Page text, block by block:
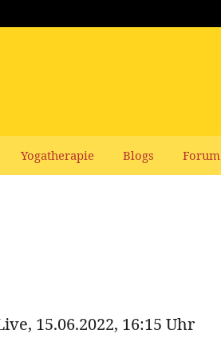
Yogatherapie Blogs Forum
15.06.2022, 16:15 Uhr